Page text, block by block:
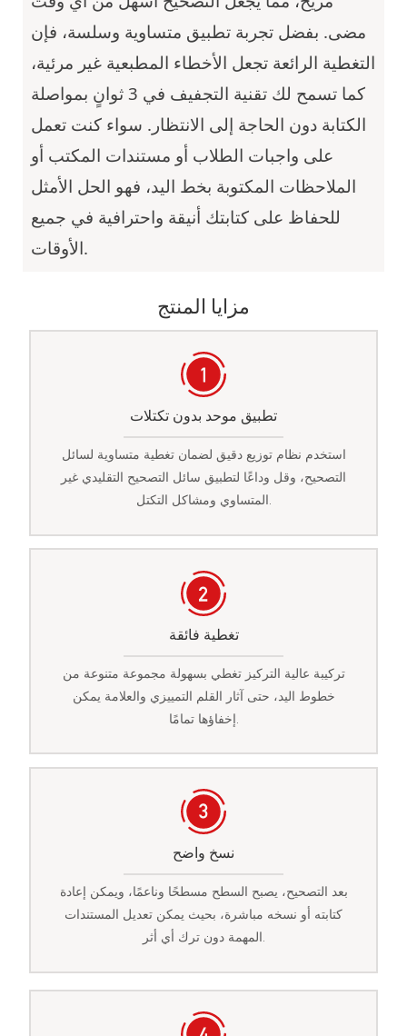
مضى. بفضل تجربة تطبيق متساوية وسلسة، فإن
التغطية الرائعة تجعل الأخطاء المطبعية غير مرئية،
كما تسمح لك تقنية التجفيف في 3 ثوانٍ بمواصلة
الكتابة دون الحاجة إلى الانتظار. سواء كنت تعمل
على واجبات الطلاب أو مستندات المكتب أو
الملاحظات المكتوبة بخط اليد، فهو الحل الأمثل
للحفاظ على كتابتك أنيقة واحترافية في جميع
الأوقات.
مزايا المنتج
تطبيق موحد بدون تكتلات
استخدم نظام توزيع دقيق لضمان تغطية متساوية لسائل
التصحيح، وقل وداعًا لتطبيق سائل التصحيح التقليدي غير
المتساوي ومشاكل التكتل.
تغطية فائقة
تركيبة عالية التركيز تغطي بسهولة مجموعة متنوعة من
خطوط اليد، حتى آثار القلم التمييزي والعلامة يمكن
إخفاؤها تمامًا.
نسخ واضح
بعد التصحيح، يصبح السطح مسطحًا وناعمًا، ويمكن إعادة
كتابته أو نسخه مباشرة، بحيث يمكن تعديل المستندات
المهمة دون ترك أي أثر.